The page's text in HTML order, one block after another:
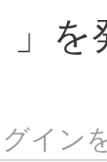
」
イン